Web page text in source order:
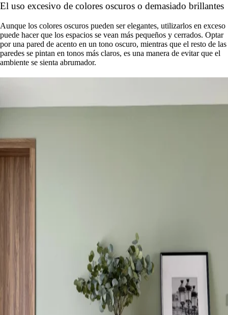
El uso excesivo de colores oscuros o demasiado brillantes
Aunque los colores oscuros pueden ser elegantes, utilizarlos en exceso
puede hacer que los espacios se vean más pequeños y cerrados. Optar
por una pared de acento en un tono oscuro, mientras que el resto de las
paredes se pintan en tonos más claros, es una manera de evitar que el
ambiente se sienta abrumador.